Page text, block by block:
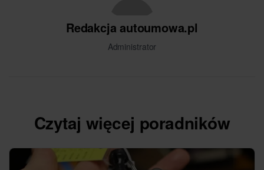
Redakcja autoumowa.pl
Administrator
Czytaj więcej poradników